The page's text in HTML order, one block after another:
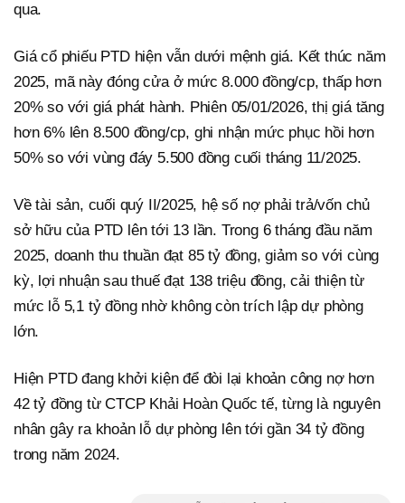
qua.
Giá cổ phiếu PTD hiện vẫn dưới mệnh giá. Kết thúc năm
2025, mã này đóng cửa ở mức 8.000 đồng/cp, thấp hơn
20% so với giá phát hành. Phiên 05/01/2026, thị giá tăng
hơn 6% lên 8.500 đồng/cp, ghi nhận mức phục hồi hơn
50% so với vùng đáy 5.500 đồng cuối tháng 11/2025.
Về tài sản, cuối quý II/2025, hệ số nợ phải trả/vốn chủ
sở hữu của PTD lên tới 13 lần. Trong 6 tháng đầu năm
2025, doanh thu thuần đạt 85 tỷ đồng, giảm so với cùng
kỳ, lợi nhuận sau thuế đạt 138 triệu đồng, cải thiện từ
mức lỗ 5,1 tỷ đồng nhờ không còn trích lập dự phòng
lớn.
Hiện PTD đang khởi kiện để đòi lại khoản công nợ hơn
42 tỷ đồng từ CTCP Khải Hoàn Quốc tế, từng là nguyên
nhân gây ra khoản lỗ dự phòng lên tới gần 34 tỷ đồng
trong năm 2024.